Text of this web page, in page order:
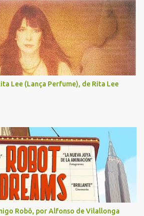
Lee (Lança Perfume), de Rita Lee
Robô, por Alfonso de Vilallonga